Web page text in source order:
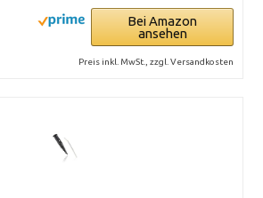
Bei Amazon
ansehen
Preis inkl. MwSt., zzgl. Versandkosten